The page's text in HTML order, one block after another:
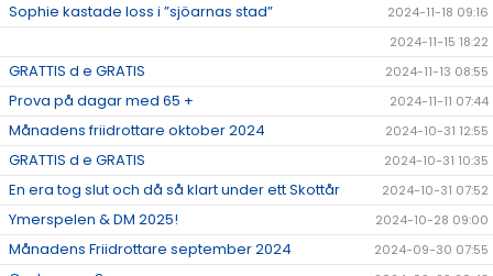
Sophie kastade loss i ”sjöarnas stad”
2024-11-18 09:16
2024-11-15 18:22
GRATTIS d e GRATIS 2024-11-13 08:55
Prova på dagar med 65 + 2024-11-11 07:44
Månadens friidrottare oktober 2024 2024-10-31 12:55
GRATTIS d e GRATIS 2024-10-31 10:35
En era tog slut och då så klart under ett Skottår 2024-10-31 07:52
Ymerspelen & DM 2025! 2024-10-28 09:00
Månadens Friidrottare september 2024 2024-09-30 07:55